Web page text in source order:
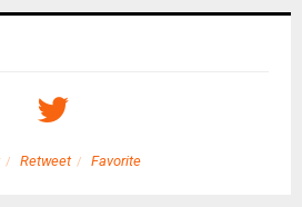
Retweet Favorite